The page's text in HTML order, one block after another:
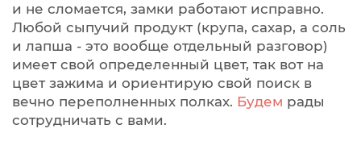
и не сломается, замки работают исправно.
Любой сыпучий продукт (крупа, сахар, а соль
и лапша - это вообще отдельный разговор)
имеет свой определенный цвет, так вот на
цвет зажима и ориентирую свой поиск в
вечно переполненных полках. Будем рады
сотрудничать с вами.